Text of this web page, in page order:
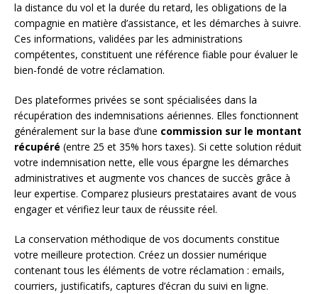
la distance du vol et la durée du retard, les obligations de la
compagnie en matière d’assistance, et les démarches à suivre.
Ces informations, validées par les administrations
compétentes, constituent une référence fiable pour évaluer le
bien-fondé de votre réclamation.
Des plateformes privées se sont spécialisées dans la
récupération des indemnisations aériennes. Elles fonctionnent
généralement sur la base d’une commission sur le montant
récupéré (entre 25 et 35% hors taxes). Si cette solution réduit
votre indemnisation nette, elle vous épargne les démarches
administratives et augmente vos chances de succès grâce à
leur expertise. Comparez plusieurs prestataires avant de vous
engager et vérifiez leur taux de réussite réel.
La conservation méthodique de vos documents constitue
votre meilleure protection. Créez un dossier numérique
contenant tous les éléments de votre réclamation : emails,
courriers, justificatifs, captures d’écran du suivi en ligne.